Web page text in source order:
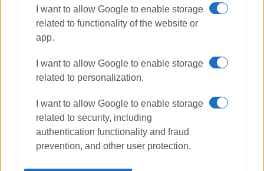
I want to allow Google to enable storage
related to functionality of the website or
app.
I want to allow Google to enable storage
related to personalization.
I want to allow Google to enable storage
related to security, including
authentication functionality and fraud
prevention, and other user protection.